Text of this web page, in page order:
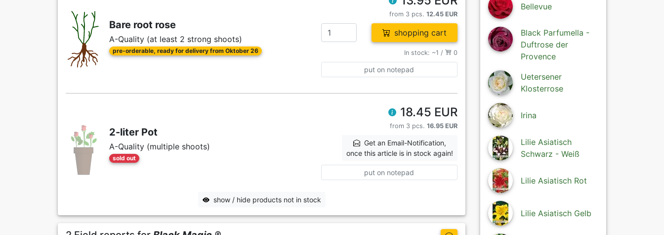
Bare root rose
A-Quality (at least 2 strong shoots)
pre-orderable, ready for delivery from Oktober 26
from 3 pcs. 12.45 EUR
shopping cart
In stock: ~1 / 0
put on notepad
2-liter Pot
A-Quality (multiple shoots)
sold out
18.45 EUR
from 3 pcs. 16.95 EUR
Get an Email-Notification,
once this article is in stock again!
put on notepad
show / hide products not in stock
Bellevue
Black Parfumella -
Duftrose der
Provence
Uetersener
Klosterrose
Irina
Lilie Asiatisch
Schwarz - Weiß
Lilie Asiatisch Rot
Lilie Asiatisch Gelb